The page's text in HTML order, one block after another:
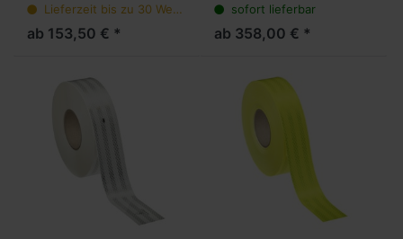
Staplereinsatz - farbig -
Umweltneutral durch PLA-
Träger
Lieferzeit bis zu 30 Werktage
ab 153,50 € *
sofort lieferbar
ab 358,00 € *